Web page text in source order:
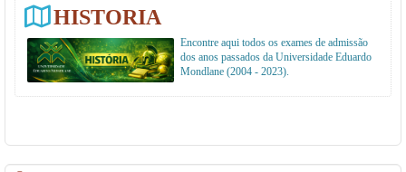
HISTORIA
Encontre aqui todos os exames de admissão
dos anos passados da Universidade Eduardo
Mondlane (2004 - 2023).